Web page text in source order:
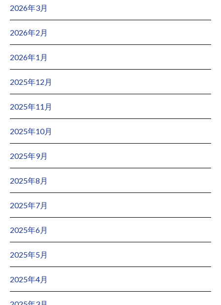
2026年3月
2026年2月
2026年1月
2025年12月
2025年11月
2025年10月
2025年9月
2025年8月
2025年7月
2025年6月
2025年5月
2025年4月